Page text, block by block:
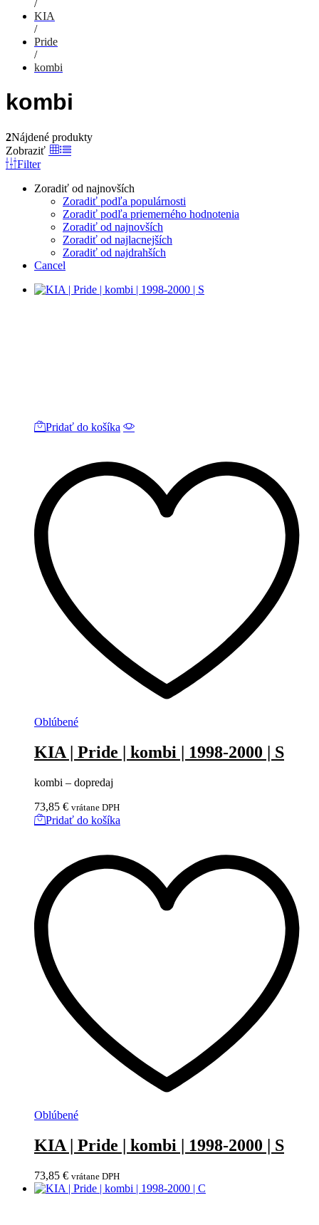
/
KIA
/
Pride
/
kombi
kombi
2Nájdené produkty
Zobraziť
Filter
Zoradiť od najnovších
Zoradiť podľa populárnosti
Zoradiť podľa priemerného hodnotenia
Zoradiť od najnovších
Zoradiť od najlacnejších
Zoradiť od najdrahších
Cancel
Pridať do košíka
Oblúbené
KIA | Pride | kombi | 1998-2000 | S
kombi – dopredaj
73,85 € vrátane DPH
Pridať do košíka
Oblúbené
KIA | Pride | kombi | 1998-2000 | S
73,85 € vrátane DPH